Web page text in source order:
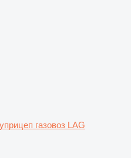
газовоз LAG